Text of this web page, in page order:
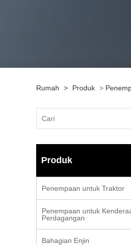
Rumah > Produk >
Produk
Penempaan untuk Traktor
Penempaan untuk
Perdagangan
Bahagian Enjin